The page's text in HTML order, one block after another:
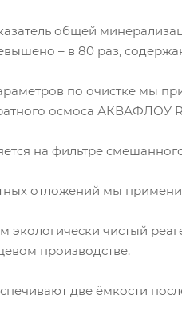
общей
– в 80 раз,
по очистке мы
осмоса АКВАФЛОУ
на фильтре
отложений мы
чистый
производстве.
две ёмкости